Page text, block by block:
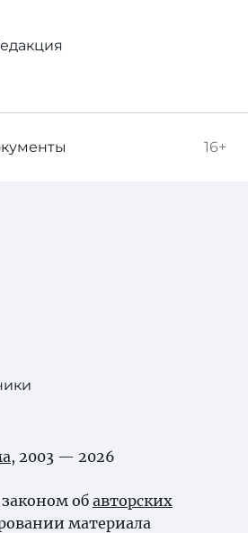
16+
, 2003 — 2026
об авторских
материала